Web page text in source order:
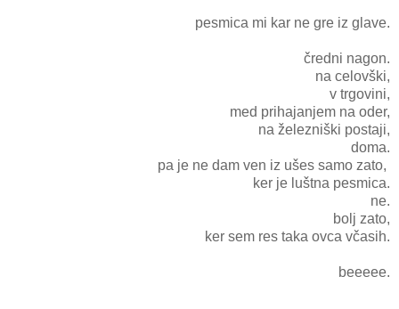
pesmica mi kar ne gre iz glave.
čredni nagon.
na celovški,
v trgovini,
med prihajanjem na oder,
na železniški postaji,
doma.
pa je ne dam ven iz ušes samo zato,
ker je luštna pesmica.
ne.
bolj zato,
ker sem res taka ovca včasih.
beeeee.